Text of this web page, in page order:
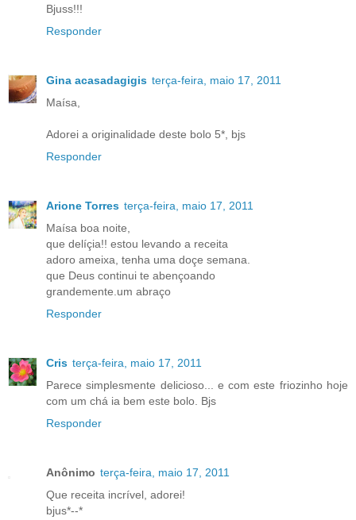
Bjuss!!!
Responder
Gina acasadagigis terça-feira, maio 17, 2011
Maísa,
Adorei a originalidade deste bolo 5*, bjs
Responder
Arione Torres terça-feira, maio 17, 2011
Maísa boa noite,
que delíçia!! estou levando a receita
adoro ameixa, tenha uma doçe semana.
que Deus continui te abençoando
grandemente.um abraço
Responder
Cris terça-feira, maio 17, 2011
Parece simplesmente delicioso... e com este friozinho hoje
com um chá ia bem este bolo. Bjs
Responder
Anônimo terça-feira, maio 17, 2011
Que receita incrível, adorei!
bjus*--*